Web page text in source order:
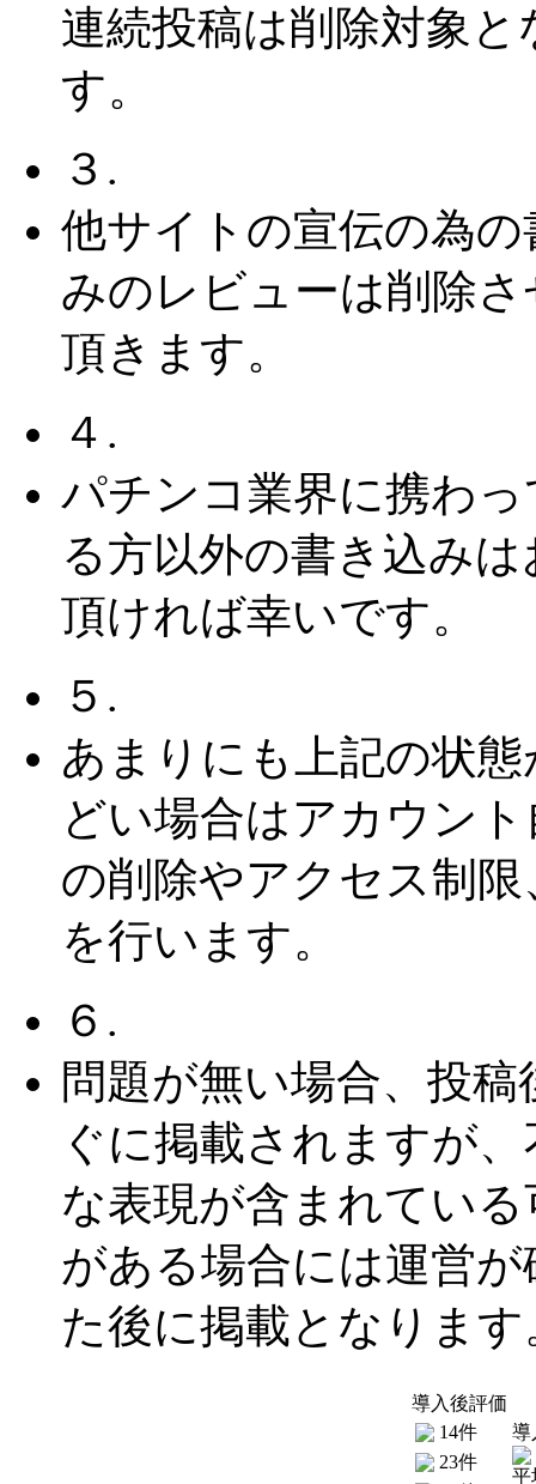
連続投稿は削除対象と
す。
３.
他サイトの宣伝の為の
みのレビューは削除さ
頂きます。
４.
パチンコ業界に携わっ
る方以外の書き込みは
頂ければ幸いです。
５.
あまりにも上記の状態
どい場合はアカウント
の削除やアクセス制限
を行います。
６.
問題が無い場合、投稿
ぐに掲載されますが
な表現が含まれている
がある場合には運営が
た後に掲載となります
導入後評価
14件
23件
導
平